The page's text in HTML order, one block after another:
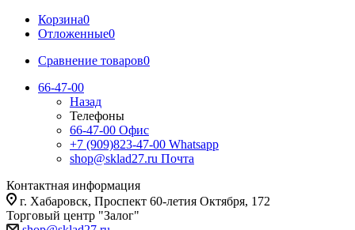
Корзина0
Отложенные0
Сравнение товаров0
66-47-00
Назад
Телефоны
66-47-00 Офис
+7 (909)823-47-00 Whatsapp
shop@sklad27.ru Почта
Контактная информация
г. Хабаровск, Проспект 60-летия Октября, 172
Торговый центр "Залог"